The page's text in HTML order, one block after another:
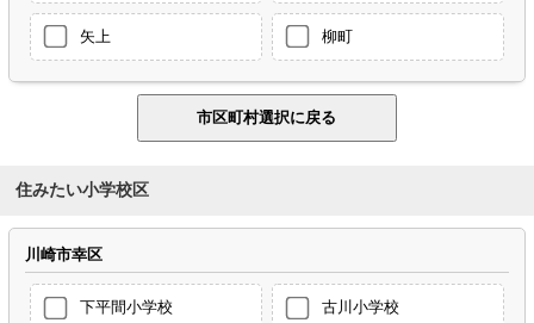
矢上 柳町
住みたい小学校区
川崎市幸区
下平間小学校 古川小学校